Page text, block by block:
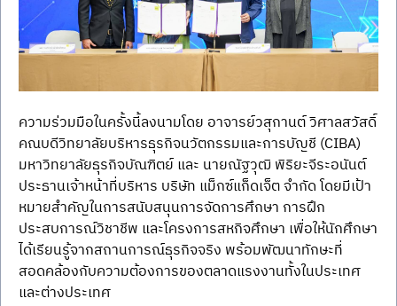
ความร่วมมือในครั้งนี้ลงนามโดย อาจารย์วสุกานต์ วิศาลสวัสดิ์
คณบดีวิทยาลัยบริหารธุรกิจนวัตกรรมและการบัญชี (CIBA)
มหาวิทยาลัยธุรกิจบัณฑิตย์ และ นายณัฐวุฒิ พิริยะจีระอนันต์
ประธานเจ้าหน้าที่บริหาร บริษัท แม็กซ์แก็ดเจ็ต จำกัด โดยมีเป้า
หมายสำคัญในการสนับสนุนการจัดการศึกษา การฝึก
ประสบการณ์วิชาชีพ และโครงการสหกิจศึกษา เพื่อให้นักศึกษา
ได้เรียนรู้จากสถานการณ์ธุรกิจจริง พร้อมพัฒนาทักษะที่
สอดคล้องกับความต้องการของตลาดแรงงานทั้งในประเทศ
และต่างประเทศ